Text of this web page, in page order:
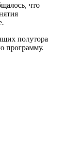
что
полутора
программу.